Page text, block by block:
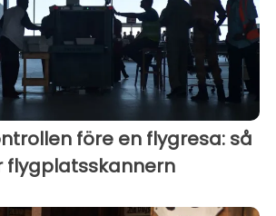
före en flygresa: så
flygplatsskannern